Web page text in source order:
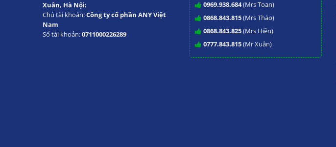
Xuân, Hà Nội:
Chủ tài khoản:Công ty cổ phần ANY Việt
Nam
Số tài khoản:0711000226289
0969.938.684(Mrs Toan)
0868.843.815(Mrs Thảo)
0868.843.825(Mrs Hiền)
0777.843.815(Mr Xuân)